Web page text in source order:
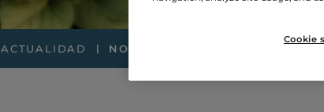
ACTUALIDAD NOTAS DE PRENSA
Cookie